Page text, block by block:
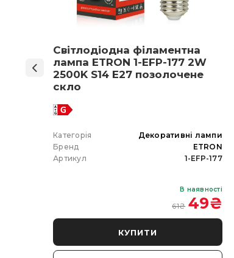
Світлодіодна філаментна
лампа ETRON 1-EFP-177 2W
2500K S14 E27 позолочене
скло
Категорія
Декоративні лампи
Бренд
ETRON
Артикул
1-EFP-177
В наявності
61₴ 49₴
КУПИТИ